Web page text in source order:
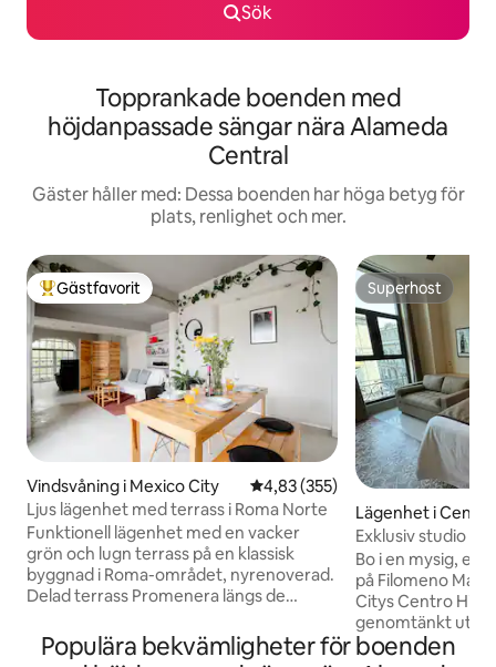
Sök
Topprankade boenden med
höjdanpassade sängar nära Alameda
Central
Gäster håller med: Dessa boenden har höga betyg för
plats, renlighet och mer.
Populär gästfavorit
Gästfavorit
Vindsvåning i Mexico City 4,83 av 5 i genomsnittligt
4,83 (355)
Ljus lägenhet med terrass i Roma Norte
Funktionell lägenhet med en vacker
grön och lugn terrass på en klassisk
byggnad i Roma-området, nyrenoverad.
Delad terrass Promenera längs de
Norte och upptäck gourmetkaféer,
traditionella restauranger och charmiga
Superhost
Superhost
Lägenhet i Centro
Exklusiv studio
Artes
Bo i en mysig,
på Filomeno Mata
Citys Centro
genomtänkt
erbjuder
Populära bekvämligheter för boenden